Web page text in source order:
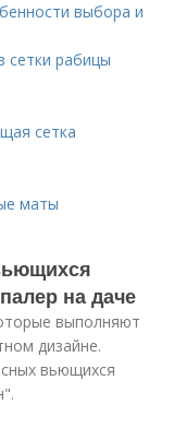
выбора и
сетки рабицы
сетка
маты
на даче
выполняют
дизайне.
вьющихся